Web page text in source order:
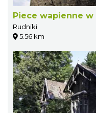
Piece wapienne w
Rudniki
5.56 km